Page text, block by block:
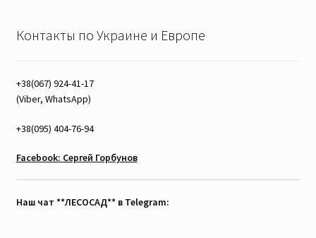
Контакты по Украине и Европе
+38(067) 924-41-17
(Viber, WhatsApp)
+38(095) 404-76-94
Facebook: Сергей Горбунов
Наш чат **ЛЕСОСАД** в Telegram: